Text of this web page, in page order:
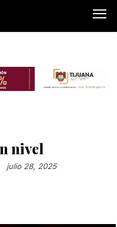
nivel
julio 28, 2025